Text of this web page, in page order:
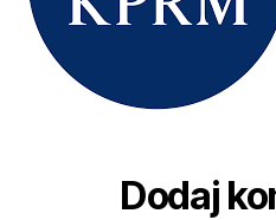
Dodaj